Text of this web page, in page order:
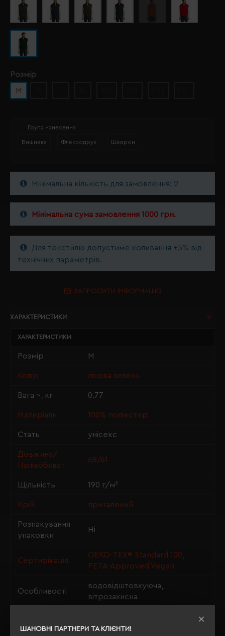
ШАНОВНІ ПАРТНЕРИ ТА КЛІЄНТИ!
Розмір
M
Група нанесення
Вишивка Флексодрук Шеврон
Мінімальна кількість для замовлення: 2
Мінімальна сума замовлення 1000 грн.
Для текстилю допустиме коливання ±5% від
технічних параметрів.
ЗАПРОСИТИ ІНФОРМАЦІЮ
ХАРАКТЕРИСТИКИ
ХАРАКТЕРИСТИКИ
Розмір M
Колір лісова зелень
Вага ~, кг 0.77
Матеріали 100% поліестер
Стать унісекс
Довжина/
Напівобхват
68/61
Щільність 190 г/м²
Крій приталений
Розпакування
упаковки
Ні
Сертифікація
OEKO-TEX® Standard 100,
PETA-Approved Vegan
Особливості
водовідштовхуюча,
вітрозахисна
флісу